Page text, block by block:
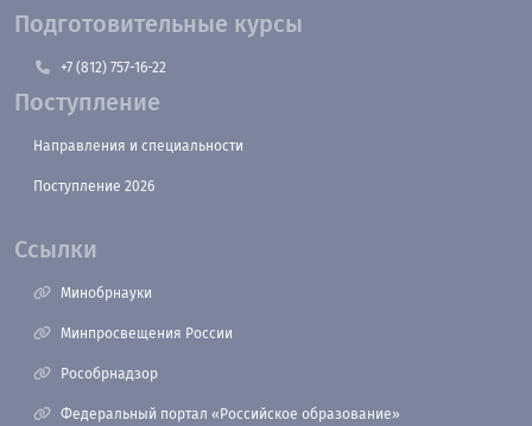
Подготовительные курсы
+7 (812) 757-16-22
Поступление
Направления и специальности
Поступление 2026
Ссылки
Минобрнауки
Минпросвещения России
Рособрнадзор
Федеральный портал «Российское образование»